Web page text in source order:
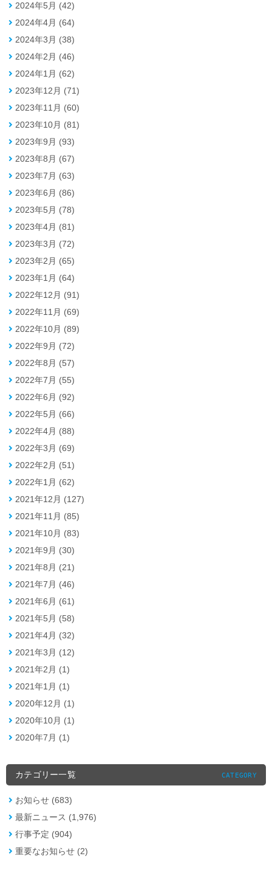
2024年5月 (42)
2024年4月 (64)
2024年3月 (38)
2024年2月 (46)
2024年1月 (62)
2023年12月 (71)
2023年11月 (60)
2023年10月 (81)
2023年9月 (93)
2023年8月 (67)
2023年7月 (63)
2023年6月 (86)
2023年5月 (78)
2023年4月 (81)
2023年3月 (72)
2023年2月 (65)
2023年1月 (64)
2022年12月 (91)
2022年11月 (69)
2022年10月 (89)
2022年9月 (72)
2022年8月 (57)
2022年7月 (55)
2022年6月 (92)
2022年5月 (66)
2022年4月 (88)
2022年3月 (69)
2022年2月 (51)
2022年1月 (62)
2021年12月 (127)
2021年11月 (85)
2021年10月 (83)
2021年9月 (30)
2021年8月 (21)
2021年7月 (46)
2021年6月 (61)
2021年5月 (58)
2021年4月 (32)
2021年3月 (12)
2021年2月 (1)
2021年1月 (1)
2020年12月 (1)
2020年10月 (1)
2020年7月 (1)
カテゴリー一覧 CATEGORY
お知らせ (683)
最新ニュース (1,976)
行事予定 (904)
重要なお知らせ (2)